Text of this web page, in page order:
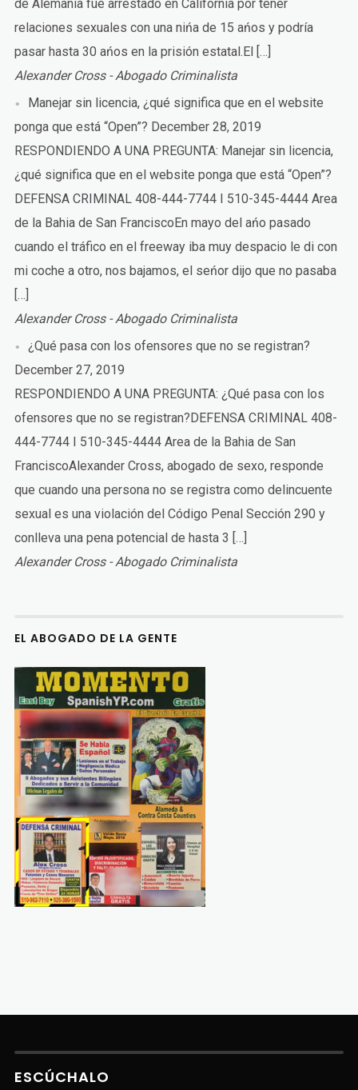
de Alemania fue arrestado en California por tener
relaciones sexuales con una nińa de 15 ańos y podría
pasar hasta 30 ańos en la prisión estatal.El […]
Alexander Cross - Abogado Criminalista
Manejar sin licencia, ¿qué significa que en el website
ponga que está “Open”? December 28, 2019
RESPONDIENDO A UNA PREGUNTA: Manejar sin licencia,
¿qué significa que en el website ponga que está “Open”?
DEFENSA CRIMINAL 408-444-7744 I 510-345-4444 Area
de la Bahia de San FranciscoEn mayo del ańo pasado
cuando el tráfico en el freeway iba muy despacio le di con
mi coche a otro, nos bajamos, el seńor dijo que no pasaba
[…]
Alexander Cross - Abogado Criminalista
¿Qué pasa con los ofensores que no se registran?
December 27, 2019
RESPONDIENDO A UNA PREGUNTA: ¿Qué pasa con los
ofensores que no se registran?DEFENSA CRIMINAL 408-
444-7744 I 510-345-4444 Area de la Bahia de San
FranciscoAlexander Cross, abogado de sexo, responde
que cuando una persona no se registra como delincuente
sexual es una violación del Código Penal Sección 290 y
conlleva una pena potencial de hasta 3 […]
Alexander Cross - Abogado Criminalista
EL ABOGADO DE LA GENTE
ESCÚCHALO